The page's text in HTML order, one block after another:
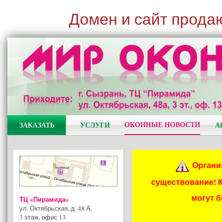
Домен и сайт
ЗАКАЗАТЬ УСЛУГИ ОКОННЫЕ НОВОСТИ
ТЦ «Пирамида»
ул. Октябрьская, д. 48 А,
3 этаж, офис 13
существование!
могут